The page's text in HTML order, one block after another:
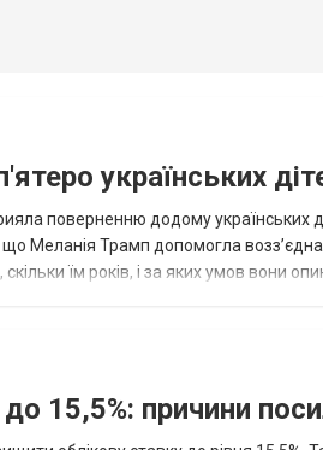
українських
поверненню додому українських
Меланія Трамп допомогла
їм років, і за яких умов вони
15,5%: причини